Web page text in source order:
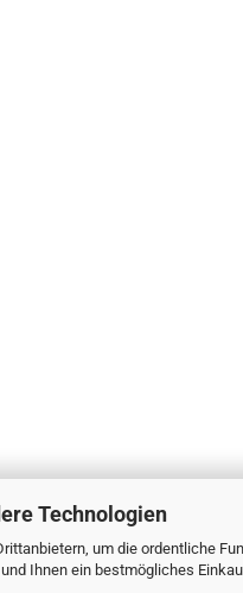
Technologien
um die ordentliche
Ihnen ein bestmögliches